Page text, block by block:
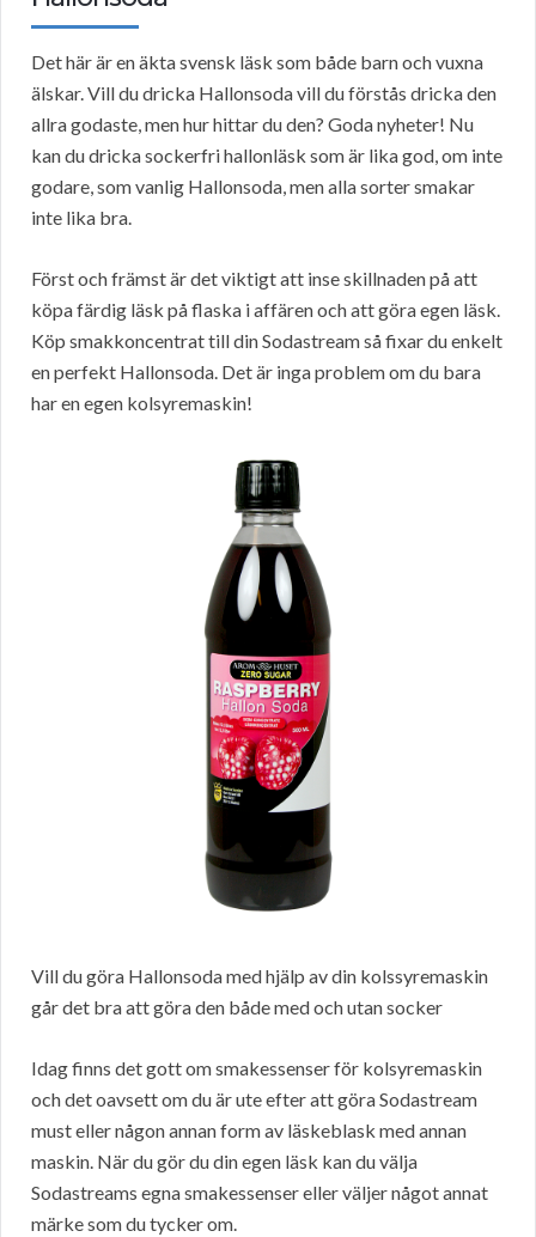
Det här är en äkta svensk läsk som både barn och vuxna
älskar. Vill du dricka Hallonsoda vill du förstås dricka den
allra godaste, men hur hittar du den? Goda nyheter! Nu
kan du dricka sockerfri hallonläsk som är lika god, om inte
godare, som vanlig Hallonsoda, men alla sorter smakar
inte lika bra.
Först och främst är det viktigt att inse skillnaden på att
köpa färdig läsk på flaska i affären och att göra egen läsk.
Köp smakkoncentrat till din Sodastream så fixar du enkelt
en perfekt Hallonsoda. Det är inga problem om du bara
har en egen kolsyremaskin!
Vill du göra Hallonsoda med hjälp av din kolssyremaskin
går det bra att göra den både med och utan socker
Idag finns det gott om smakessenser för kolsyremaskin
och det oavsett om du är ute efter att göra Sodastream
must eller någon annan form av läskeblask med annan
maskin. När du gör du din egen läsk kan du välja
Sodastreams egna smakessenser eller väljer något annat
märke som du tycker om.